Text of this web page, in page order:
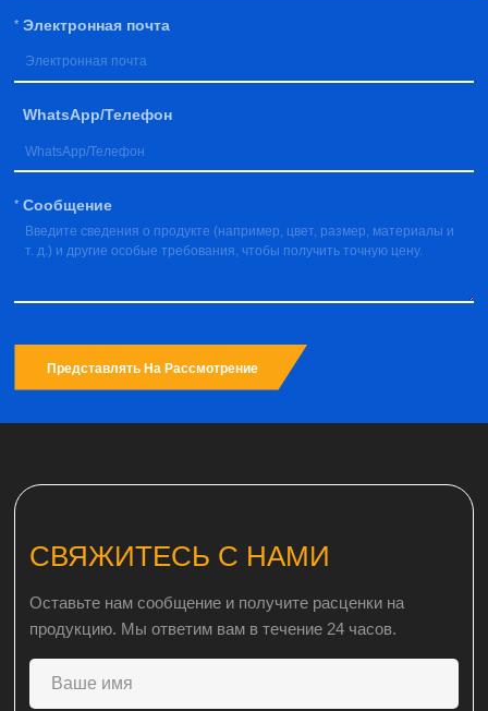
Электронная почта
*
WhatsApp/Телефон
Сообщение
*
Представлять На Рассмотрение
СВЯЖИТЕСЬ С НАМИ
Оставьте нам сообщение и получите расценки на
продукцию. Мы ответим вам в течение 24 часов.